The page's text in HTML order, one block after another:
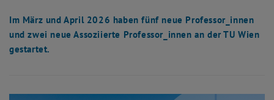
Im März und April 2026 haben fünf neue Professor_innen
und zwei neue Assoziierte Professor_innen an der TU Wien
gestartet.